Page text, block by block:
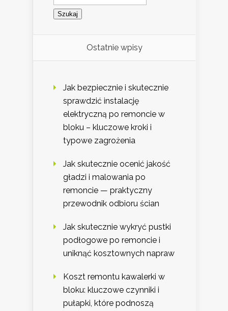
Ostatnie wpisy
Jak bezpiecznie i skutecznie
sprawdzić instalację
elektryczną po remoncie w
bloku – kluczowe kroki i
typowe zagrożenia
Jak skutecznie ocenić jakość
gładzi i malowania po
remoncie — praktyczny
przewodnik odbioru ścian
Jak skutecznie wykryć pustki
podłogowe po remoncie i
uniknąć kosztownych napraw
Koszt remontu kawalerki w
bloku: kluczowe czynniki i
pułapki, które podnoszą